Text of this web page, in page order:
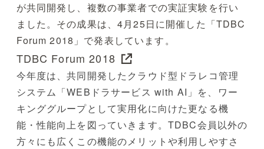
が共同開発し、複数の事業者での実証実験を行い
ました。その成果は、4月25日に開催した「TDBC
Forum 2018」で発表しています。
TDBC Forum 2018
今年度は、共同開発したクラウド型ドラレコ管理
システム「WEBドラサービス with AI」を、ワー
キンググループとして実用化に向けた更なる機
能・性能向上を図っていきます。TDBC会員以外の
方々にも広くこの機能のメリットや利用しやすさ